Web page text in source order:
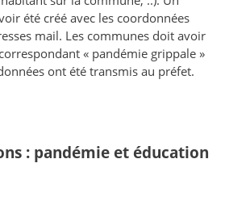
été créé avec les coordonnées
mail. Les communes doit avoir
« pandémie grippale »
ont été transmis au préfet.
: pandémie et éducation